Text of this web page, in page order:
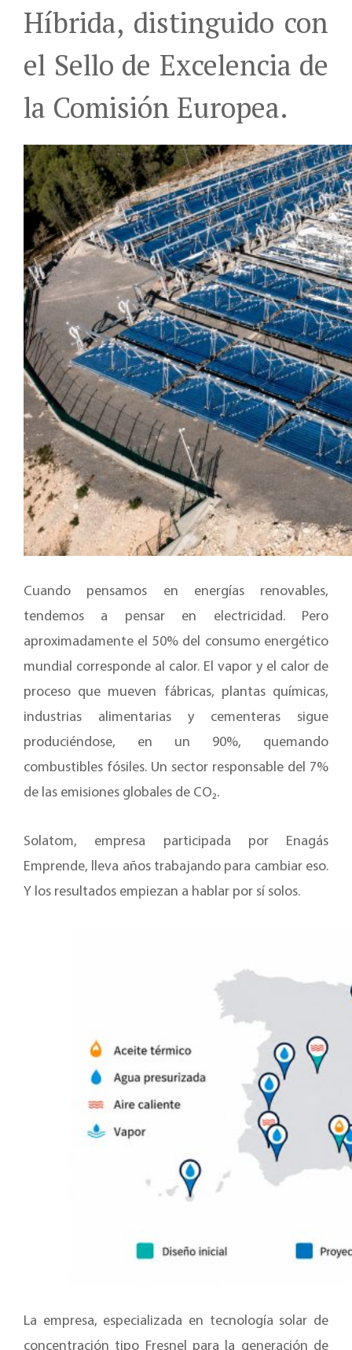
Híbrida, distinguido con
el Sello de Excelencia de
la Comisión Europea.
Cuando pensamos en energías renovables,
tendemos a pensar en electricidad. Pero
aproximadamente el 50% del consumo energético
mundial corresponde al calor. El vapor y el calor de
proceso que mueven fábricas, plantas químicas,
industrias alimentarias y cementeras sigue
produciéndose, en un 90%, quemando
combustibles fósiles. Un sector responsable del 7%
de las emisiones globales de CO₂.
Solatom, empresa participada por Enagás
Emprende, lleva años trabajando para cambiar eso.
Y los resultados empiezan a hablar por sí solos.
La empresa, especializada en tecnología solar de
concentración tipo Fresnel para la generación de